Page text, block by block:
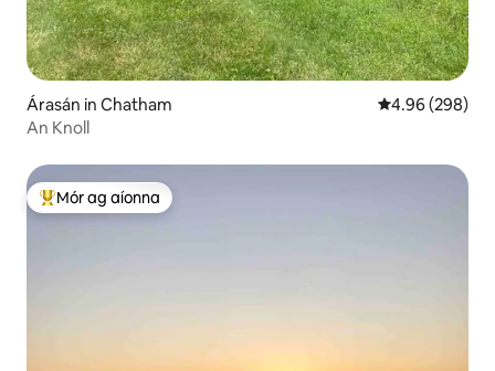
Árasán in Chatham Meánrátáil
4.96 (298)
An Knoll
An-mhór ag aíonna
Mór ag aíonna